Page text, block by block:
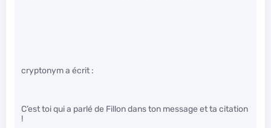
cryptonym a écrit :
C’est toi qui a parlé de Fillon dans ton message et ta citation
!